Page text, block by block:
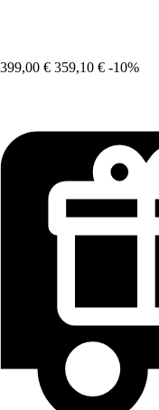
399,00 € 359,10 € -10%